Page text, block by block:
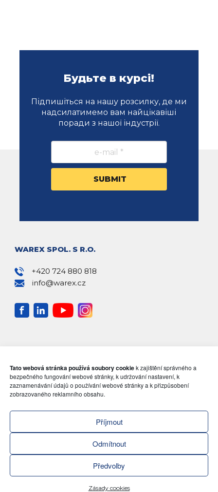
Tato webová stránka používá soubory cookiek zajištění správného a
bezpečného fungování webové stránky, k udržování nastavení, k
zaznamenávání údajů o používání webové stránky a k přizpůsobení
zobrazovaného reklamního obsahu.
Příjmout
Odmítnout
Předvolby
Zásady cookies
Будьте в курсі!
Підпишіться на нашу розсилку, де ми
надсилатимемо вам найцікавіші
поради з нашої індустрії.
WAREX SPOL. S R.O.
+420 724 880 818
info@warex.cz
ZENI